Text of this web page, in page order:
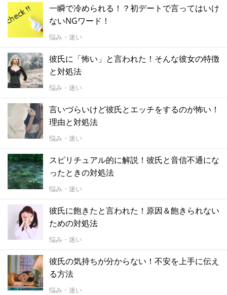
一瞬で冷められる！？初デートで言ってはいけ
ないNGワード！
悩み・迷い
彼氏に「怖い」と言われた！そんな彼女の特徴
と対処法
悩み・迷い
言いづらいけど彼氏とエッチをするのが怖い！
理由と対処法
悩み・迷い
スピリチュアル的に解説！彼氏と音信不通にな
ったときの対処法
悩み・迷い
彼氏に飽きたと言われた！原因＆飽きられない
ための対処法
悩み・迷い
彼氏の気持ちが分からない！不安を上手に伝え
る方法
悩み・迷い